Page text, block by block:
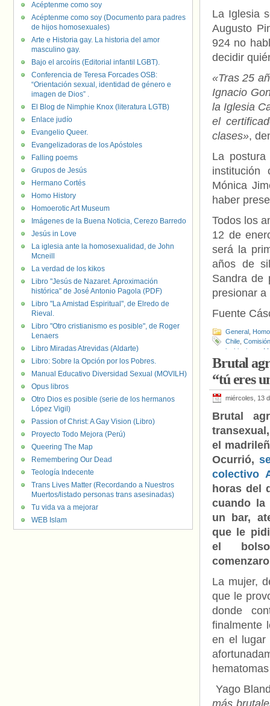
La Iglesia
Augusto
924 no
decidir
«Tras 25
Ignacio
la Iglesia
el
clases»,
La
institución
Mónica
haber
Todos los
12 de
será la
años de
Sandra de
presionar
Fuente
General
Chile
lesbianismo
Brutal
“tú eres
miércoles, 13
Brutal
el
Ocurrió,
colectivo
horas del
cuando la
un bar,
que le
el
La mujer,
que le
donde
finalmente
en el lugar
Yago
más
Acéptenme como soy
Acéptenme como soy (Documento para padres
de hijos homosexuales)
Arte e Historia gay. La historia del amor
masculino gay.
Bajo el arcoíris (Editorial infantil LGBT).
Conferencia de Teresa Forcades OSB:
“Orientación sexual, identidad de género e
imagen de Dios” .
El Blog de Nimphie Knox (literatura LGTB)
Enlace judío
Evangelio Queer.
Evangelizadoras de los Apóstoles
Falling poems
Grupos de Jesús
Hermano Cortés
Homo History
Homoerotic Art Museum
Imágenes de la Buena Noticia, Cerezo Barredo
Jesús in Love
La iglesia ante la homosexualidad, de John
Mcneill
La verdad de los kikos
Libro "Jesús de Nazaret. Aproximación
histórica" de José Antonio Pagola (PDF)
Libro "La Amistad Espiritual", de Elredo de
Rieval.
Libro "Otro cristianismo es posible", de Roger
Lenaers
Libro Miradas Atrevidas (Aldarte)
Libro: Sobre la Opción por los Pobres.
Manual Educativo Diversidad Sexual (MOVILH)
Opus libros
Otro Dios es posible (serie de los hermanos
López Vigil)
Passion of Christ: A Gay Vision (Libro)
Proyecto Todo Mejora (Perú)
Queering The Map
Remembering Our Dead
Teología Indecente
Trans Lives Matter (Recordando a Nuestros
Muertos/listado personas trans asesinadas)
Tu vida va a mejorar
WEB Islam